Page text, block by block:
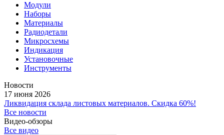
Модули
Наборы
Материалы
Радиодетали
Микросхемы
Индикация
Установочные
Инструменты
Новости
17 июня 2026
Ликвидация склада листовых материалов. Скидка 60%!
Все новости
Видео-обзоры
Все видео